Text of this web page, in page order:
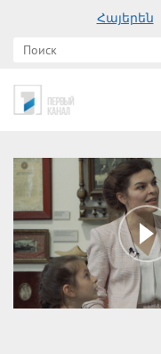
Հայերեն